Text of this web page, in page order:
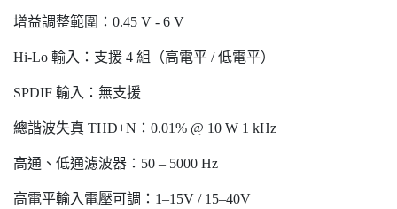
增益調整範圍：0.45 V - 6 V
Hi-Lo 輸入：支援 4 組（高電平 / 低電平）
SPDIF 輸入：無支援
總諧波失真 THD+N：0.01% @ 10 W 1 kHz
高通、低通濾波器：50 – 5000 Hz
高電平輸入電壓可調：1–15V / 15–40V